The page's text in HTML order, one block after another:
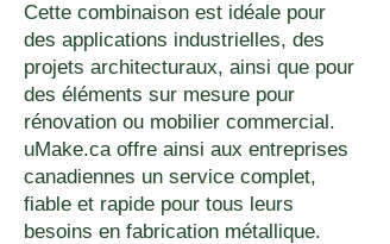
Cette combinaison est idéale pour
des applications industrielles, des
projets architecturaux, ainsi que pour
des éléments sur mesure pour
rénovation ou mobilier commercial.
uMake.ca offre ainsi aux entreprises
canadiennes un service complet,
fiable et rapide pour tous leurs
besoins en fabrication métallique.